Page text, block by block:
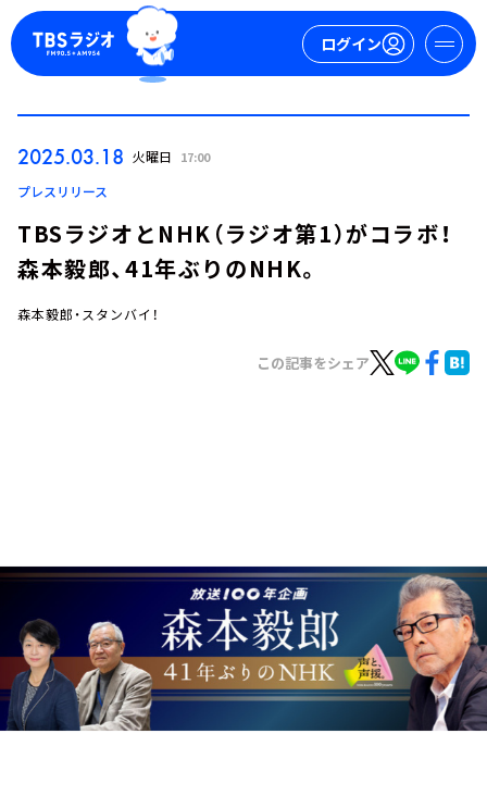
ログイン
会社情報
2025.03.18 火曜日 17:00
プレスリリース
TBSラジオとNHK（ラジオ第1）がコラボ！
森本毅郎、41年ぶりのNHK。
森本毅郎・スタンバイ！
この記事をシェア